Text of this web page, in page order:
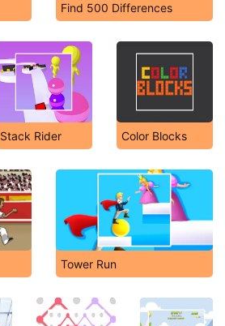
Find 500 Differences
Stack Rider Color Blocks
Tower Run